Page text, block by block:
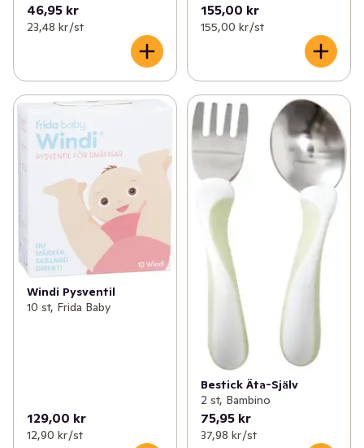
46,95 kr
23,48 kr /st
155,00 kr
155,00 kr /st
Windi Pysventil
10 st, Frida Baby
129,00 kr
12,90 kr /st
Bestick Äta-Själv
2 st, Bambino
75,95 kr
37,98 kr /st